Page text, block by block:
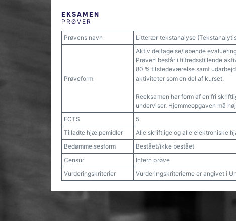
EKSAMEN
PRØVER
Prøvens navn Litterær tekstanalyse
Prøveform
Aktiv deltagelse/løbende
Prøven består i tilfredsstillende
80 % tilstedeværelse samt
aktiviteter som en del af kurset.
Reeksamen har form af en fri
underviser. Hjemmeopgaven må
ECTS
5
Tilladte hjælpemidler
Alle skriftlige og alle elektroniske
Bedømmelsesform
Bestået/ikke bestået
Censur
Intern prøve
Vurderingskriterier
Vurderingskriterierne er angivet i